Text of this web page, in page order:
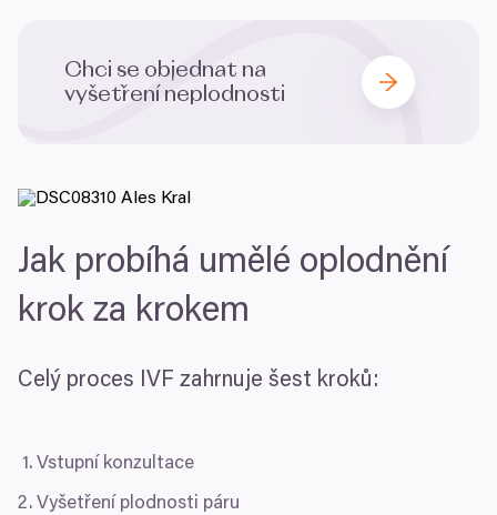
Chci se objednat na
vyšetření neplodnosti
Jak probíhá umělé oplodnění
krok za krokem
Celý proces IVF zahrnuje šest kroků:
Vstupní konzultace
Vyšetření plodnosti páru